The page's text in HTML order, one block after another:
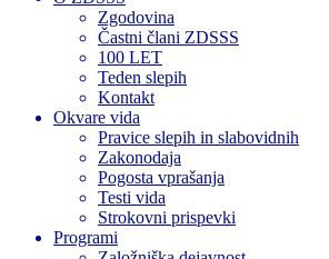
Zgodovina
Častni člani ZDSSS
100 LET
Teden slepih
Kontakt
Okvare vida
Pravice slepih in slabovidnih
Zakonodaja
Pogosta vprašanja
Testi vida
Strokovni prispevki
Programi